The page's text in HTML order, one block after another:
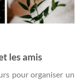
les amis
pour organiser un